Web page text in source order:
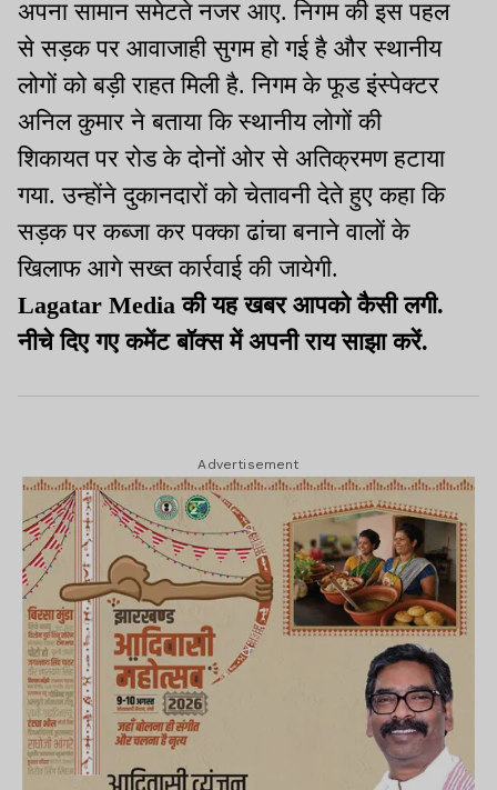
अपना सामान समेटते नजर आए. निगम की इस पहल
से सड़क पर आवाजाही सुगम हो गई है और स्थानीय
लोगों को बड़ी राहत मिली है. निगम के फूड इंस्पेक्टर
अनिल कुमार ने बताया कि स्थानीय लोगों की
शिकायत पर रोड के दोनों ओर से अतिक्रमण हटाया
गया. उन्होंने दुकानदारों को चेतावनी देते हुए कहा कि
सड़क पर कब्जा कर पक्का ढांचा बनाने वालों के
खिलाफ आगे सख्त कार्रवाई की जायेगी.
Lagatar Media की यह खबर आपको कैसी लगी.
नीचे दिए गए कमेंट बॉक्स में अपनी राय साझा करें.
Advertisement